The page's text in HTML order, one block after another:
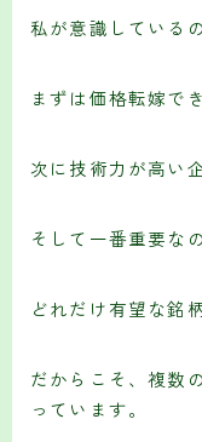
私が意識している
まずは価格転嫁で
次に技術力が高い
そして一番重要な
どれだけ有望な銘
だからこそ、複数
っています。